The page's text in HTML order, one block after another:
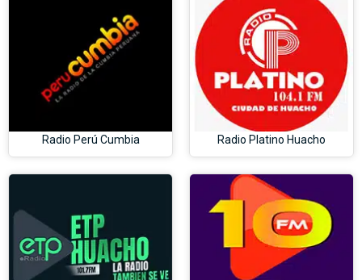
Radio Perú Cumbia Radio Platino Huacho